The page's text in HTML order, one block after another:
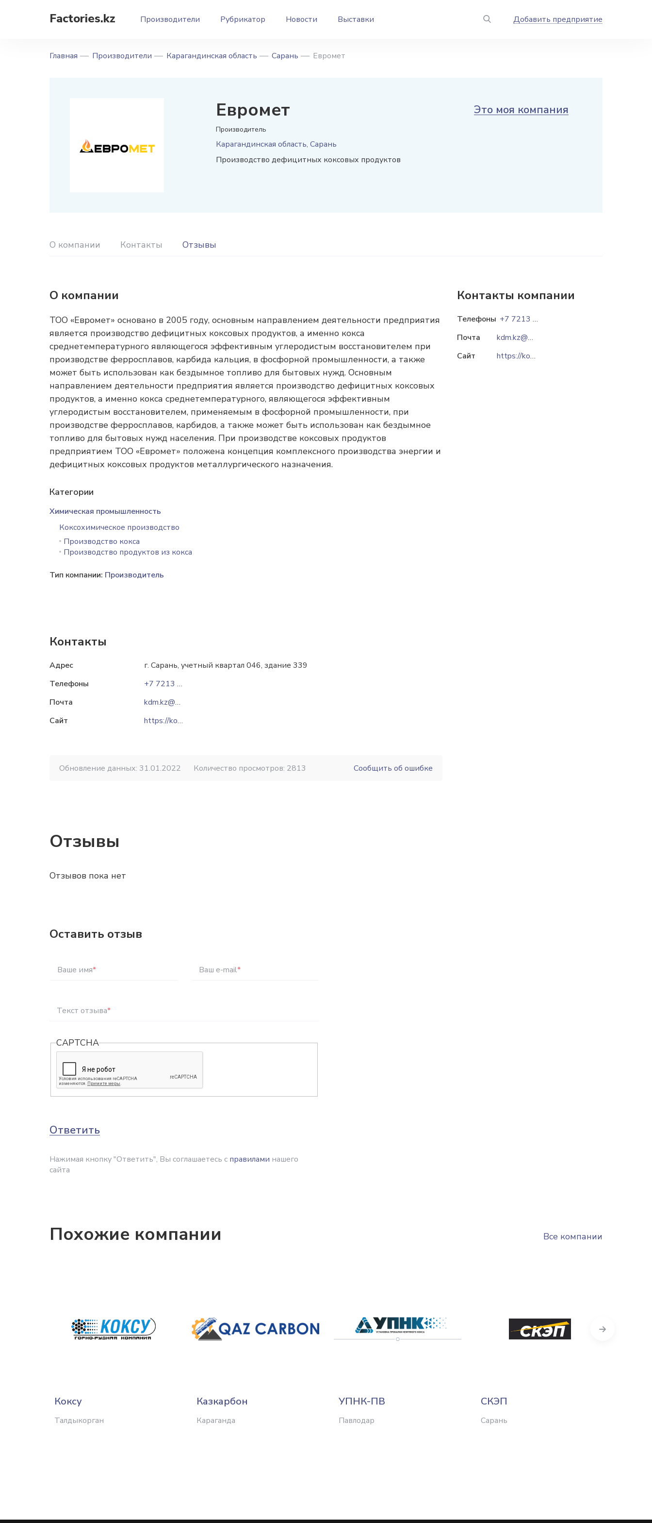
Factories.kz Производители Рубрикатор Новости Выставки Добавить предприятие
Главная Производители Карагандинская область Сарань Евромет
Евромет
Производитель
Карагандинская область, Сарань
Производство дефицитных коксовых продуктов
Это моя компания
О компании Контакты Отзывы
О компании
ТОО «Евромет» основано в 2005 году, основным направлением деятельности предприятия
является производство дефицитных коксовых продуктов, а именно кокса
среднетемпературного являющегося эффективным углеродистым восстановителем при
производстве ферросплавов, карбида кальция, в фосфорной промышленности, а также
может быть использован как бездымное топливо для бытовых нужд. Основным
направлением деятельности предприятия является производство дефицитных коксовых
продуктов, а именно кокса среднетемпературного, являющегося эффективным
углеродистым восстановителем, применяемым в фосфорной промышленности, при
производстве ферросплавов, карбидов, а также может быть использован как бездымное
топливо для бытовых нужд населения. При производстве коксовых продуктов
предприятием ТОО «Евромет» положена концепция комплексного производства энергии и
дефицитных коксовых продуктов металлургического назначения.
Категории
Химическая промышленность
Коксохимическое производство
Производство кокса
Производство продуктов из кокса
Тип компании: Производитель
Контакты
Адрес
г. Сарань, учетный квартал 046, здание 339
Телефоны
+7 7213 75-21-21
Почта
kdm.kz@mail.ru
Сайт
https://koks.kz
Обновление данных: 31.01.2022 Количество просмотров: 2813 Сообщить об ошибке
Отзывы
Отзывов пока нет
Оставить отзыв
Ваше имя* Ваш e-mail*
Текст отзыва*
CAPTCHA
Ответить
Нажимая кнопку "Ответить", Вы соглашаетесь с правилами нашего
сайта
Контакты компании
Телефоны
+7 7213 75-21-21
Почта
kdm.kz@mail.ru
Сайт
https://koks.kz
Похожие компании Все компании
Коксу
Талдыкорган
Казкарбон
Караганда
УПНК-ПВ
Павлодар
СКЭП
Сарань